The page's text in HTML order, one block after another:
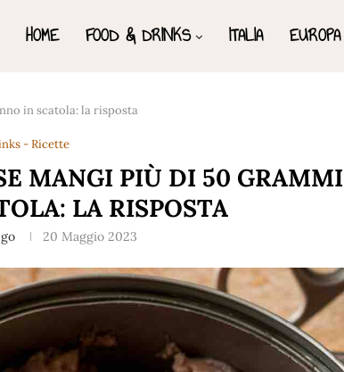
HOME FOOD & DRINKS ITALIA EUROPA
in scatola: la risposta
- Ricette
MANGI PIÙ DI 50 GRAMMI
LA RISPOSTA
20 Maggio 2023